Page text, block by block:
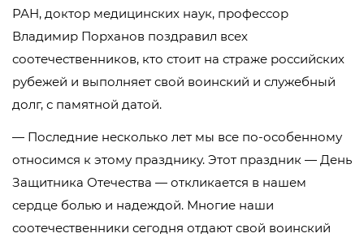
РАН, доктор медицинских наук, профессор
Владимир Порханов поздравил всех
соотечественников, кто стоит на страже российских
рубежей и выполняет свой воинский и служебный
долг, с памятной датой.
— Последние несколько лет мы все по-особенному
относимся к этому празднику. Этот праздник — День
Защитника Отечества — откликается в нашем
сердце болью и надеждой. Многие наши
соотечественники сегодня отдают свой воинский